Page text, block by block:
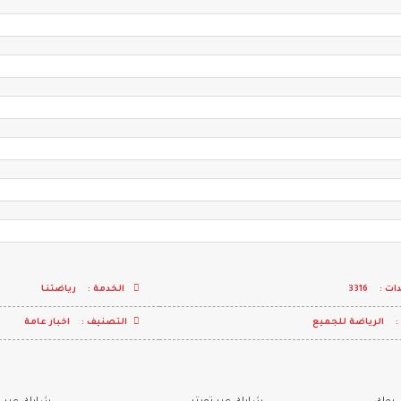
:
3316 الخدمة : رياضتنـا
: الرياضة للجميع التصنيف : اخبار عامة